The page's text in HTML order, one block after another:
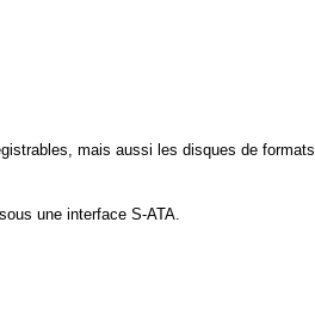
mais aussi les disques de formats
une interface S-ATA.